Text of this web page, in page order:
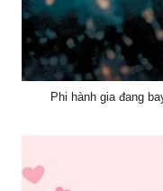
Phi hành gia đang